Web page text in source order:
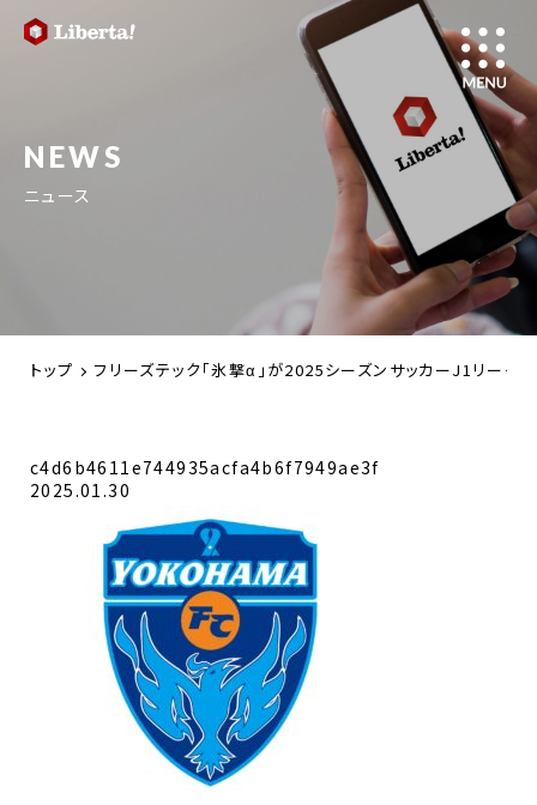
NEWS
ニュース
トップ フリーズテック「氷撃α」が2025シーズンサッカーJ1リーグ
c4d6b4611e744935acfa4b6f7949ae3f
2025.01.30